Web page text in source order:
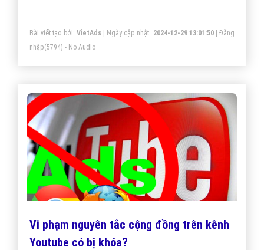
Bài viết tạo bởi: VietAds| Ngày cập nhật: 2024-12-29 13:01:50|Đăng
nhập(5794) - No Audio
Vi phạm nguyên tắc cộng đồng trên kênh
Youtube có bị khóa?